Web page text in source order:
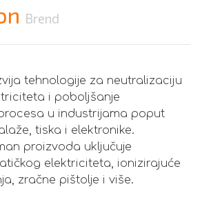
Brend
tehnologije za neutralizaciju
i poboljšanje
u industrijama poput
tiska i elektronike.
proizvoda uključuje
elektriciteta, ionizirajuće
zračne pištolje i više.